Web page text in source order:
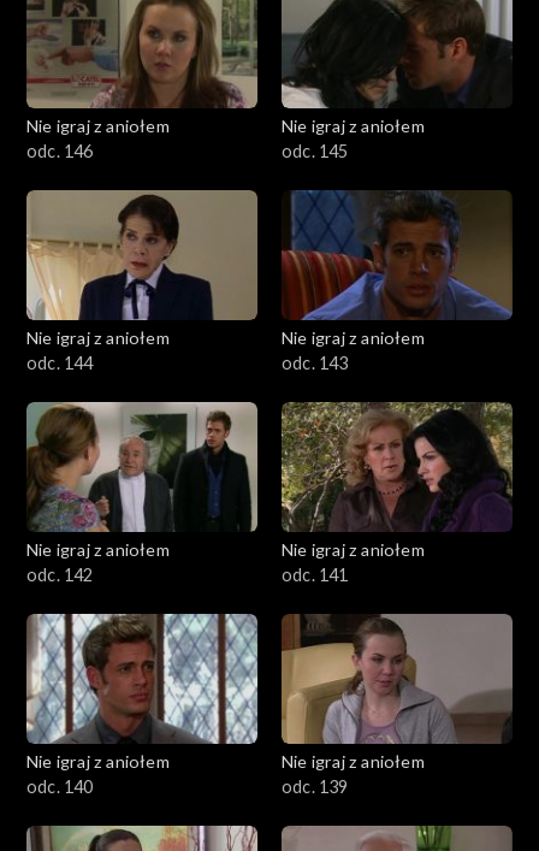
Nie igraj z aniołem
odc. 146
Nie igraj z aniołem
odc. 145
Nie igraj z aniołem
odc. 144
Nie igraj z aniołem
odc. 143
Nie igraj z aniołem
odc. 142
Nie igraj z aniołem
odc. 141
Nie igraj z aniołem
odc. 140
Nie igraj z aniołem
odc. 139